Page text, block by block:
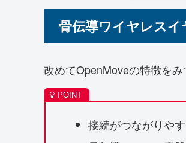
骨伝導ワイヤレス
改めてOpenMoveの特徴をみ
接続がつながりや